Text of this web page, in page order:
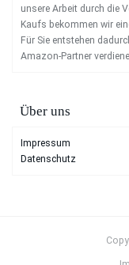
unsere Arbeit durch die
Kaufs bekommen wir
Für Sie entstehen
Amazon-Partner
Über uns
Impressum
Datenschutz